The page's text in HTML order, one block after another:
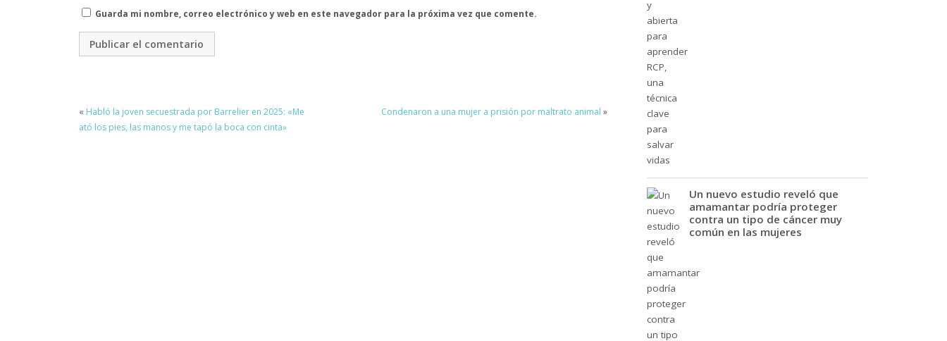
Guarda mi nombre, correo electrónico y web en este navegador para la próxima vez que comente.
« Habló la joven secuestrada por Barrelier en 2025: «Me
ató los pies, las manos y me tapó la boca con cinta»
Condenaron a una mujer a prisión por maltrato animal »
Un nuevo estudio reveló que
amamantar podría proteger
contra un tipo de cáncer muy
común en las mujeres